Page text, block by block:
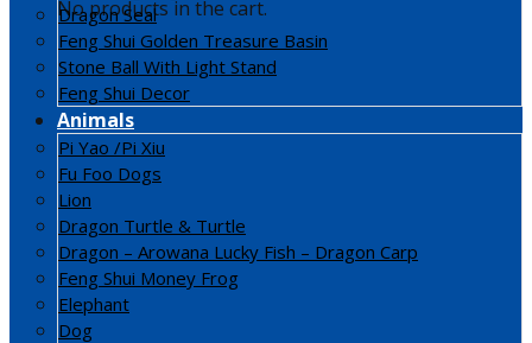
No products in the cart.
Dragon Seal
Feng Shui Golden Treasure Basin
Stone Ball With Light Stand
Feng Shui Decor
Animals
Pi Yao /Pi Xiu
Fu Foo Dogs
Lion
Dragon Turtle & Turtle
Dragon – Arowana Lucky Fish – Dragon Carp
Feng Shui Money Frog
Elephant
Dog